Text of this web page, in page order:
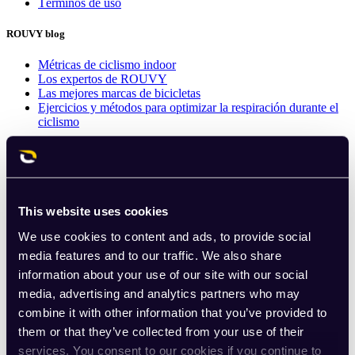
This website uses cookies
We use cookies to content and ads, to provide social
media features and to our traffic. We also share
information about your use of our site with our social
media, advertising and analytics partners who may
combine it with other information that you’ve provided to
them or that they’ve collected from your use of their
services. You consent to our cookies if you continue to
ROUVY blog
Métricas de ciclismo indoor
Los expertos de ROUVY
Las mejores marcas de bicicletas
Ejercicios y métodos para optimizar la respiración durante el
ciclismo
Comunidad